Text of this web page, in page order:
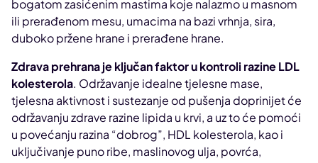
bogatom zasićenim mastima koje nalazmo u masnom
ili prerađenom mesu, umacima na bazi vrhnja, sira,
duboko pržene hrane i prerađene hrane.
Zdrava prehrana je ključan faktor u kontroli razine LDL
kolesterola. Održavanje idealne tjelesne mase,
tjelesna aktivnost i sustezanje od pušenja doprinijet će
održavanju zdrave razine lipida u krvi, a uz to će pomoći
u povećanju razina “dobrog”, HDL kolesterola, kao i
uključivanje puno ribe, maslinovog ulja, povrća,